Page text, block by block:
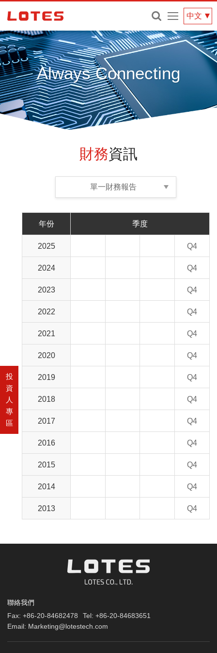
中文
網
選
Always Connecting
財務資訊
投
資
人
專
區
單一財務報告
年份
2025
2024
2023
2022
2021
2020
2019
2018
2017
2016
2015
2014
2013
季度
Q4
Q4
Q4
Q4
Q4
Q4
Q4
Q4
Q4
Q4
Q4
Q4
Q4
聯絡我們
Fax: +86-20-84682478 Tel: +86-20-84683651
Email: Marketing@lotestech.com